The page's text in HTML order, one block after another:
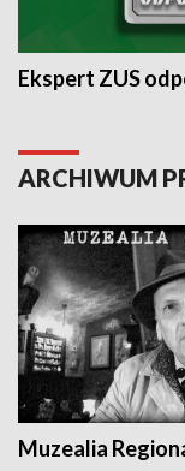
Ekspert ZUS
ARCHIWUM
Muzealia